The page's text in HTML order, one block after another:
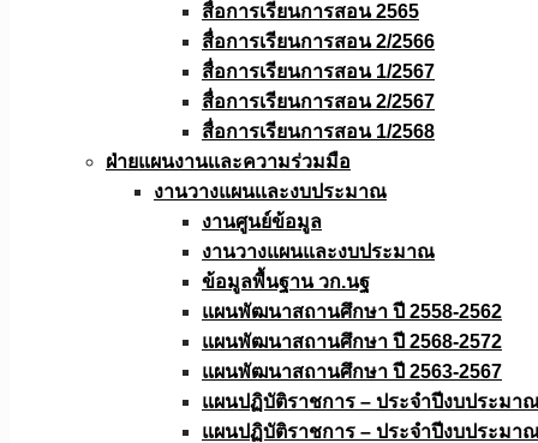
สื่อการเรียนการสอน 2565
สื่อการเรียนการสอน 2/2566
สื่อการเรียนการสอน 1/2567
สื่อการเรียนการสอน 2/2567
สื่อการเรียนการสอน 1/2568
ฝ่ายแผนงานเเละความร่วมมือ
งานวางแผนเเละงบประมาณ
งานศูนย์ข้อมูล
งานวางแผนและงบประมาณ
ข้อมูลพื้นฐาน วก.นฐ
แผนพัฒนาสถานศึกษา ปี 2558-2562
แผนพัฒนาสถานศึกษา ปี 2568-2572
แผนพัฒนาสถานศึกษา ปี 2563-2567
แผนปฏิบัติราชการ – ประจำปีงบประมา
แผนปฏิบัติราชการ – ประจำปีงบประมา